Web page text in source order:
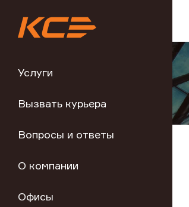
Услуги
Вызвать курьера
Вопросы и ответы
О компании
Офисы